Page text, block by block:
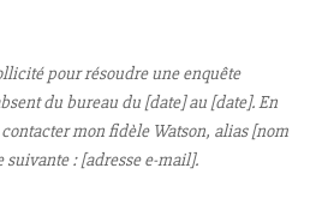
pour résoudre une enquête
du bureau du [date] au [date]. En
mon fidèle Watson, alias [nom
suivante : [adresse e-mail].